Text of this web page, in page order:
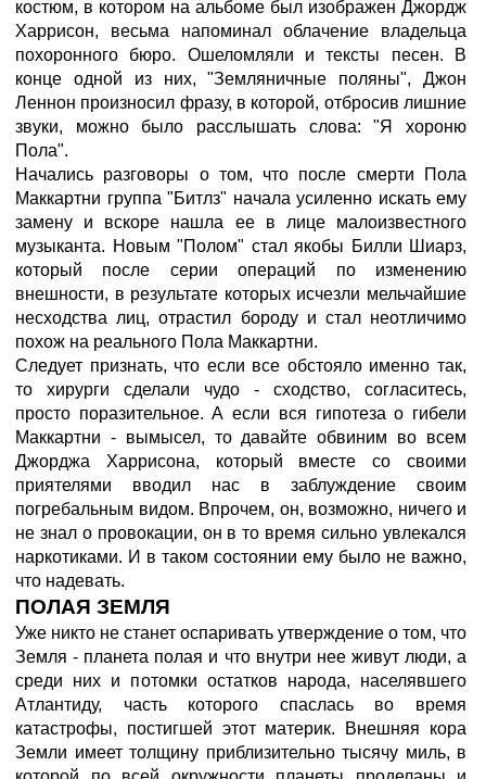
костюм, в котором на альбоме был изображен Джордж
Харрисон, весьма напоминал облачение владельца
похоронного бюро. Ошеломляли и тексты песен. В
конце одной из них, "Земляничные поляны", Джон
Леннон произносил фразу, в которой, отбросив лишние
звуки, можно было расслышать слова: "Я хороню
Пола".
Начались разговоры о том, что после смерти Пола
Маккартни группа "Битлз" начала усиленно искать ему
замену и вскоре нашла ее в лице малоизвестного
музыканта. Новым "Полом" стал якобы Билли Шиарз,
который после серии операций по изменению
внешности, в результате которых исчезли мельчайшие
несходства лиц, отрастил бороду и стал неотличимо
похож на реального Пола Маккартни.
Следует признать, что если все обстояло именно так,
то хирурги сделали чудо - сходство, согласитесь,
просто поразительное. А если вся гипотеза о гибели
Маккартни - вымысел, то давайте обвиним во всем
Джорджа Харрисона, который вместе со своими
приятелями вводил нас в заблуждение своим
погребальным видом. Впрочем, он, возможно, ничего и
не знал о провокации, он в то время сильно увлекался
наркотиками. И в таком состоянии ему было не важно,
что надевать.
ПОЛАЯ ЗЕМЛЯ
Уже никто не станет оспаривать утверждение о том, что
Земля - планета полая и что внутри нее живут люди, а
среди них и потомки остатков народа, населявшего
Атлантиду, часть которого спаслась во время
катастрофы, постигшей этот материк. Внешняя кора
Земли имеет толщину приблизительно тысячу миль, в